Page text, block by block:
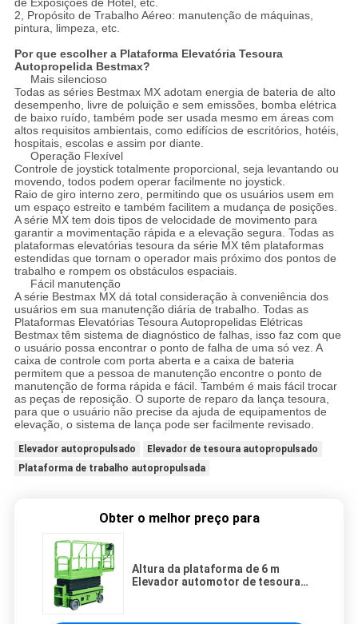
2, Propósito de Trabalho Aéreo: manutenção de máquinas,
pintura, limpeza, etc.
Por que escolher a Plataforma Elevatória Tesoura
Autopropelida Bestmax?
Mais silencioso
Todas as séries Bestmax MX adotam energia de bateria de alto
desempenho, livre de poluição e sem emissões, bomba elétrica
de baixo ruído, também pode ser usada mesmo em áreas com
altos requisitos ambientais, como edifícios de escritórios, hotéis,
hospitais, escolas e assim por diante.
Operação Flexível
Controle de joystick totalmente proporcional, seja levantando ou
movendo, todos podem operar facilmente no joystick.
Raio de giro interno zero, permitindo que os usuários usem em
um espaço estreito e também facilitem a mudança de posições.
A série MX tem dois tipos de velocidade de movimento para
garantir a movimentação rápida e a elevação segura. Todas as
plataformas elevatórias tesoura da série MX têm plataformas
estendidas que tornam o operador mais próximo dos pontos de
trabalho e rompem os obstáculos espaciais.
Fácil manutenção
A série Bestmax MX dá total consideração à conveniência dos
usuários em sua manutenção diária de trabalho. Todas as
Plataformas Elevatórias Tesoura Autopropelidas Elétricas
Bestmax têm sistema de diagnóstico de falhas, isso faz com que
o usuário possa encontrar o ponto de falha de uma só vez. A
caixa de controle com porta aberta e a caixa de bateria
permitem que a pessoa de manutenção encontre o ponto de
manutenção de forma rápida e fácil. Também é mais fácil trocar
as peças de reposição. O suporte de reparo da lança tesoura,
para que o usuário não precise da ajuda de equipamentos de
elevação, o sistema de lança pode ser facilmente revisado.
Elevador autopropulsado
Elevador de tesoura autopropulsado
Plataforma de trabalho autopropulsada
Obter o melhor preço para
Altura da plataforma de 6 m
Elevador automotor de tesoura